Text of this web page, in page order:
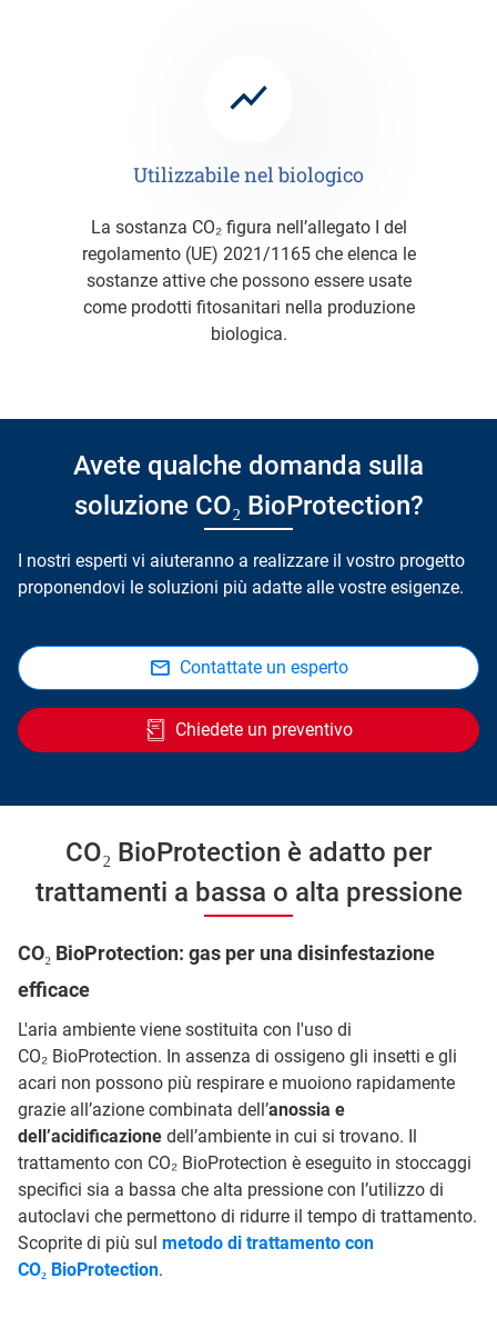
Utilizzabile nel biologico
La sostanza CO₂ figura nell’allegato I del
regolamento (UE) 2021/1165 che elenca le
sostanze attive che possono essere usate
come prodotti fitosanitari nella produzione
biologica.
Avete qualche domanda sulla
soluzione CO₂ BioProtection?
I nostri esperti vi aiuteranno a realizzare il vostro progetto
proponendovi le soluzioni più adatte alle vostre esigenze.
Contattate un esperto
Chiedete un preventivo
CO₂ BioProtection è adatto per
trattamenti a bassa o alta pressione
CO₂ BioProtection: gas per una disinfestazione
efficace
L'aria ambiente viene sostituita con l'uso di
CO₂ BioProtection. In assenza di ossigeno gli insetti e gli
acari non possono più respirare e muoiono rapidamente
grazie all’azione combinata dell’anossia e
dell’acidificazione dell’ambiente in cui si trovano. Il
trattamento con CO₂ BioProtection è eseguito in stoccaggi
specifici sia a bassa che alta pressione con l’utilizzo di
autoclavi che permettono di ridurre il tempo di trattamento.
Scoprite di più sul metodo di trattamento con
CO₂ BioProtection.